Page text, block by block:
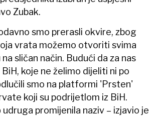
Zubak.
smo prerasli okvire, zbog
vrata možemo otvoriti svima
sličan način. Budući da za nas
koje ne želimo dijeliti ni po
smo na platformi 'Prsten'
koji su podrijetlom iz BiH.
promijenila naziv – izjavio je